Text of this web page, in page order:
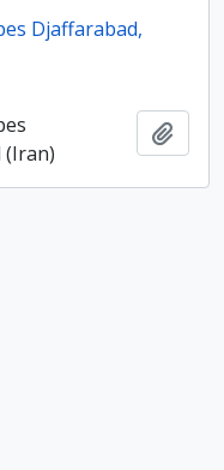
Djaffarabad,
(Iran)